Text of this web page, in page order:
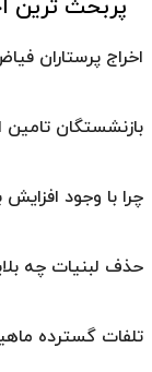
پربحث ترین
اخراج پرستاران
بازنشستگان تامین
چرا با وجود
حذف لبنیات چه
تلفات گسترده